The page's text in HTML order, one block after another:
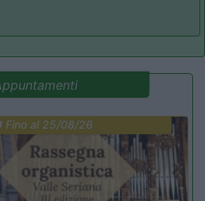
Fino al 25/08/26